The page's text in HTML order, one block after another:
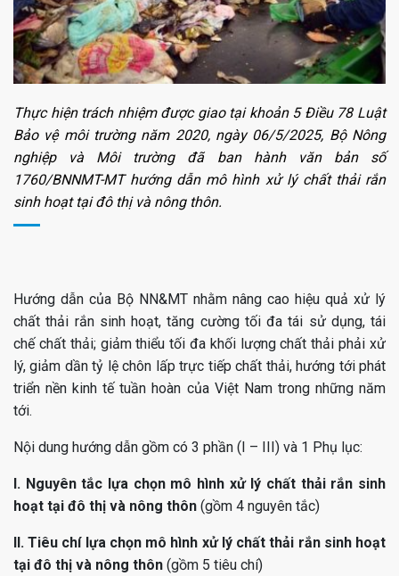
Thực hiện trách nhiệm được giao tại khoản 5 Điều 78 Luật
Bảo vệ môi trường năm 2020, ngày 06/5/2025, Bộ Nông
nghiệp và Môi trường đã ban hành văn bản số
1760/BNNMT-MT hướng dẫn mô hình xử lý chất thải rắn
sinh hoạt tại đô thị và nông thôn.
Hướng dẫn của Bộ NN&MT nhằm nâng cao hiệu quả xử lý
chất thải rắn sinh hoạt, tăng cường tối đa tái sử dụng, tái
chế chất thải; giảm thiểu tối đa khối lượng chất thải phải xử
lý, giảm dần tỷ lệ chôn lấp trực tiếp chất thải, hướng tới phát
triển nền kinh tế tuần hoàn của Việt Nam trong những năm
tới.
Nội dung hướng dẫn gồm có 3 phần (I – III) và 1 Phụ lục:
I. Nguyên tắc lựa chọn mô hình xử lý chất thải rắn sinh
hoạt tại đô thị và nông thôn (gồm 4 nguyên tắc)
II. Tiêu chí lựa chọn mô hình xử lý chất thải rắn sinh hoạt
tại đô thị và nông thôn (gồm 5 tiêu chí)